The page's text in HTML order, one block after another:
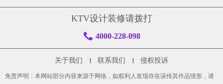
KTV设计装修请拨打
4000-228-098
关于我们 联系我们 侵权投诉
免责声明：本网站部分内容来源于网络，如权利人发现存在误传其作品情形，请